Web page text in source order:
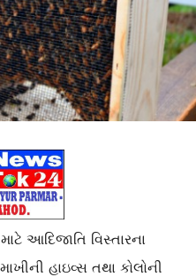
આદિજાતિ વિસ્તારના
હાઇવ્સ તથા કોલોની